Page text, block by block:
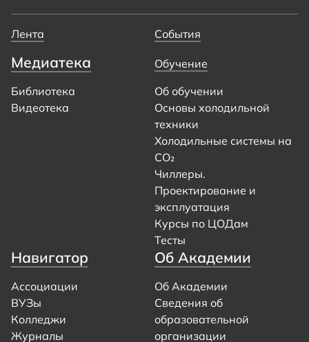
Лента События
Медиатека
Библиотека
Видеотека
Обучение
Об обучении
Основы холодильной
техники
Холодильные системы на
CO₂
Чиллеры.
Проектирование и
эксплуатация
Курсы по ЦОДам
Тесты
Навигатор
Ассоциации
ВУЗы
Колледжи
Журналы
Об Академии
Об Академии
Сведения об
образовательной
организации